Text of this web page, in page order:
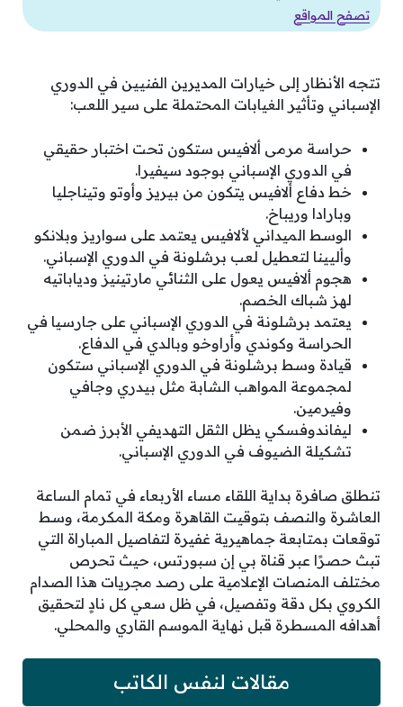
تصفح المواقع
تتجه الأنظار إلى خيارات المديرين الفنيين في الدوري
الإسباني وتأثير الغيابات المحتملة على سير اللعب:
حراسة مرمى ألافيس ستكون تحت اختبار حقيقي
في الدوري الإسباني بوجود سيفيرا.
خط دفاع ألافيس يتكون من بيريز وأوتو وتيناجليا
وبارادا وريباخ.
الوسط الميداني لألافيس يعتمد على سواريز وبلانكو
وأليينا لتعطيل لعب برشلونة في الدوري الإسباني.
هجوم ألافيس يعول على الثنائي مارتينيز ودياباتيه
لهز شباك الخصم.
يعتمد برشلونة في الدوري الإسباني على جارسيا في
الحراسة وكوندي وأراوخو وبالدي في الدفاع.
قيادة وسط برشلونة في الدوري الإسباني ستكون
لمجموعة المواهب الشابة مثل بيدري وجافي
وفيرمين.
ليفاندوفسكي يظل الثقل التهديفي الأبرز ضمن
تشكيلة الضيوف في الدوري الإسباني.
تنطلق صافرة بداية اللقاء مساء الأربعاء في تمام الساعة
العاشرة والنصف بتوقيت القاهرة ومكة المكرمة، وسط
توقعات بمتابعة جماهيرية غفيرة لتفاصيل المباراة التي
تبث حصرًا عبر قناة بي إن سبورتس، حيث تحرص
مختلف المنصات الإعلامية على رصد مجريات هذا الصدام
الكروي بكل دقة وتفصيل، في ظل سعي كل نادٍ لتحقيق
أهدافه المسطرة قبل نهاية الموسم القاري والمحلي.
مقالات لنفس الكاتب